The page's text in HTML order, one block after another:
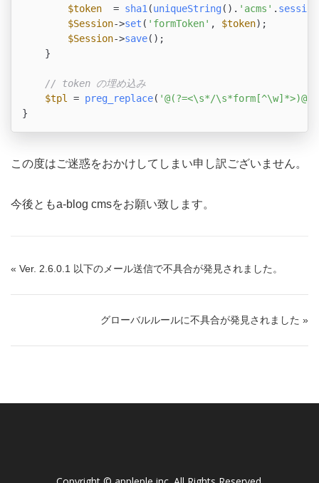
$token
  =
sha1 (uniqueString(). 'acms' .
$Session->set ( 'formToken' , $token);
$Session->save();
    }
// token の埋め込み
$tpl
= preg_replace( '@(?=<\s*/\s*form[^\w]*>)@i'
}
この度はご迷惑をおかけしてしまい申し訳ございません。
今後ともa-blog cmsをお願い致します。
« Ver. 2.6.0.1 以下のメール送信で不具合が発見されました。
グローバルルールに不具合が発見されました »